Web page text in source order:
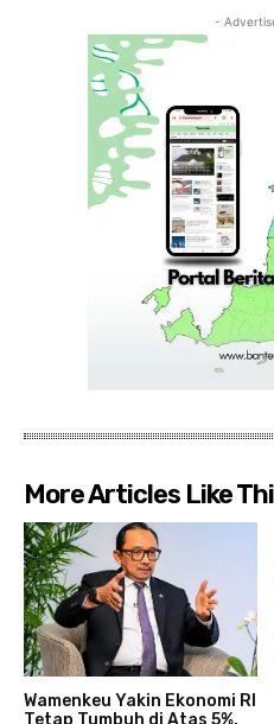
-
More Articles Like
Wamenkeu Yakin Ekonomi RI
Tetap Tumbuh di Atas 5%,